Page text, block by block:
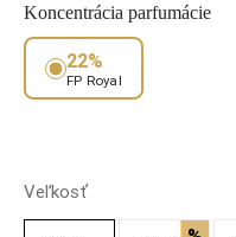
Koncentrácia parfumácie
22%
FP Royal
Veľkosť